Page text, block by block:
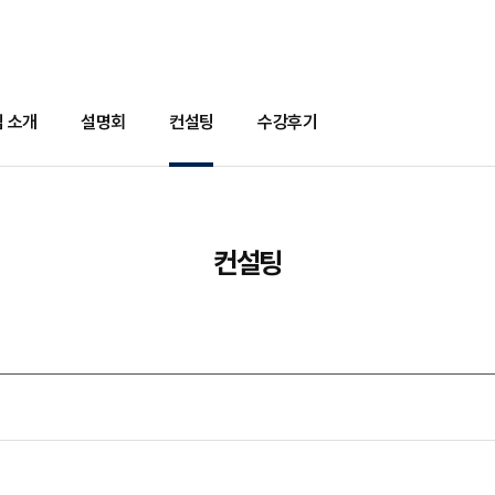
소개 설명회 컨설팅 수강후기
컨설팅